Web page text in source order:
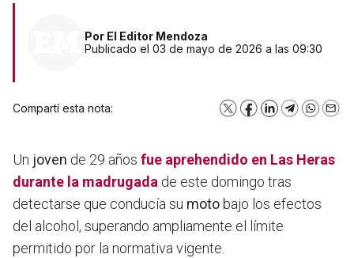
Por El Editor Mendoza
Publicado el 03 de mayo de 2026 a las 09:30
Compartí esta nota: X Facebook
LinkedInTelegram
Un joven de 29 años fue aprehendido en Las Heras
durante la madrugada de este domingo tras
detectarse que conducía su moto bajo los efectos
del alcohol, superando ampliamente el límite
permitido por la normativa vigente.